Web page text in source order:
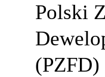
Polski
(PZFD)